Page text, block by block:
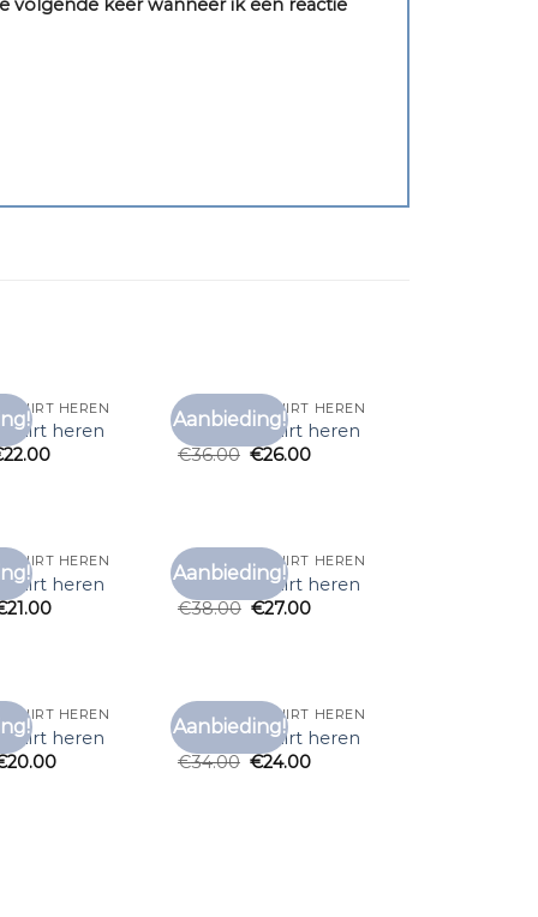
volgende keer wanneer ik een reactie
Toevoegen
aan
SHIRT HEREN
shirt heren
22.00
Aanbieding!
Toevoegen
aan
ZALANDO T SHIRT HEREN
zalando t shirt heren
€36.00 €26.00
Toevoegen
aan
SHIRT HEREN
shirt heren
21.00
Aanbieding!
Toevoegen
aan
ZALANDO T SHIRT HEREN
zalando t shirt heren
€38.00 €27.00
Toevoegen
aan
SHIRT HEREN
shirt heren
20.00
Aanbieding!
Toevoegen
aan
ZALANDO T SHIRT HEREN
zalando t shirt heren
€34.00 €24.00